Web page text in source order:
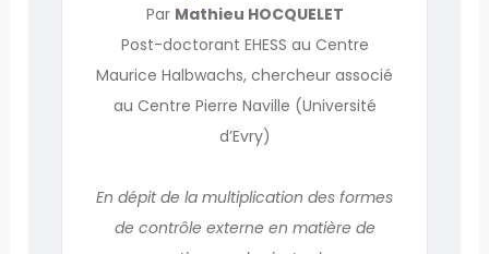
Par Mathieu HOCQUELET
Post-doctorant EHESS au Centre
Maurice Halbwachs, chercheur associé
au Centre Pierre Naville (Université
d’Evry)
En dépit de la multiplication des formes
de contrôle externe en matière de